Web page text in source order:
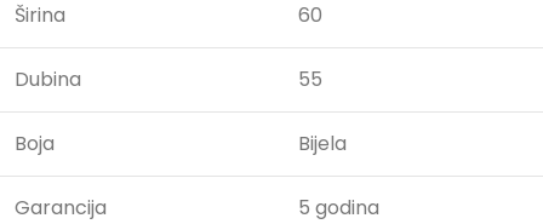
Širina 60
Dubina 55
Boja Bijela
Garancija 5 godina